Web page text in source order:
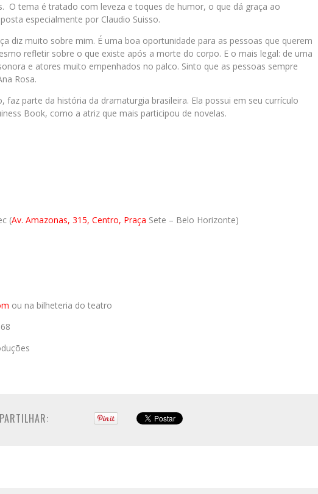
O tema é tratado com leveza e toques de humor, o que dá graça ao
especialmente por Claudio Suisso.
diz muito sobre mim. É uma boa oportunidade para as pessoas que querem
refletir sobre o que existe após a morte do corpo. E o mais legal: de uma
e atores muito empenhados no palco. Sinto que as pessoas sempre
Rosa.
faz parte da história da dramaturgia brasileira. Ela possui em seu currículo
Book, como a atriz que mais participou de novelas.
(Av. Amazonas, 315, Centro, Praça Sete – Belo Horizonte)
ou na bilheteria do teatro